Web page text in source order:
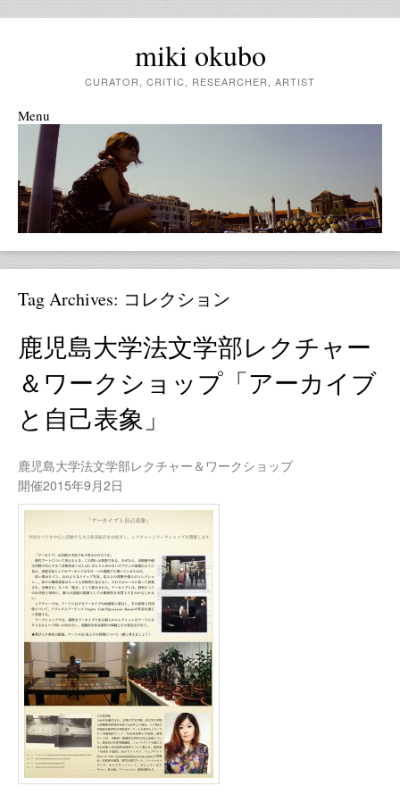
miki okubo
CURATOR, CRITIC, RESEARCHER, ARTIST
Menu
Skip to content
Tag Archives: コレクション
鹿児島大学法文学部レクチャー
＆ワークショップ「アーカイブ
と自己表象」
鹿児島大学法文学部レクチャー＆ワークショップ
開催2015年9月2日